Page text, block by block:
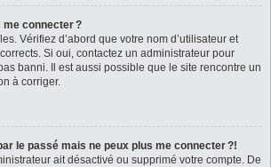
me connecter ?
Vérifiez d’abord que votre nom d’utilisateur et
Si oui, contactez un administrateur pour
banni. Il est aussi possible que le site rencontre un
à corriger.
le passé mais ne peux plus me connecter ?!
ait désactivé ou supprimé votre compte. De